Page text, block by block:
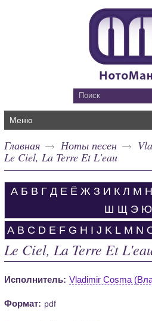
Меню
Главная Ноты песен
Le Ciel, La Terre Et L'eau
А Б В Г Д Е Ё Ж З И К Л М Н
Ш Щ Э Ю
A B C D E F G H I J K L M N
Le Ciel, La Terre Et
Исполнитель: Vladimir Cosma
Формат: pdf